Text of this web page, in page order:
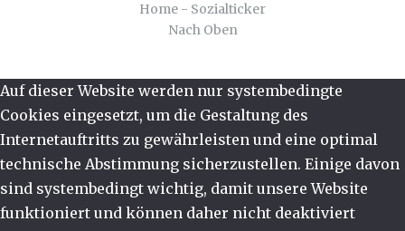
Home - Sozialticker
Nach Oben
Auf dieser Website werden nur systembedingte
Cookies eingesetzt, um die Gestaltung des
Internetauftritts zu gewährleisten und eine optimal
technische Abstimmung sicherzustellen. Einige davon
sind systembedingt wichtig, damit unsere Website
funktioniert und können daher nicht deaktiviert